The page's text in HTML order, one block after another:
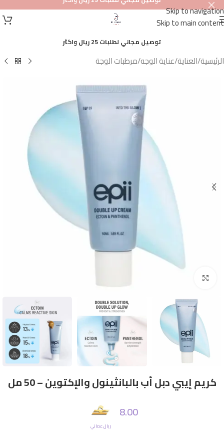
Skip to navigation
Skip to main content
توصيل مجاني لطلبات 25 ريال واكثر
الرئيسية/العناية/عناية الوجه/مرطبات الوجة
كريم إيبي دبل أب بالبانثينول والإكتوين – 50 مل
8.00
ريال عماني